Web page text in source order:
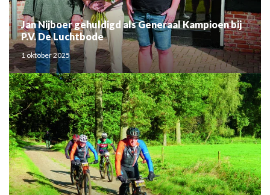
Jan Nijboer gehuldigd als Generaal Kampioen bij
P.V. De Luchtbode
1 oktober 2025